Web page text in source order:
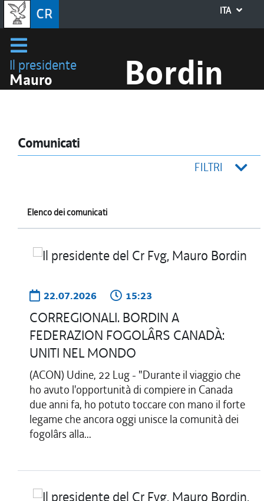
ITA
Il presidente
Mauro Bordin
Comunicati
FILTRI
Elenco dei comunicati
22.07.2026 15:23
CORREGIONALI. BORDIN A
FEDERAZION FOGOLÂRS CANADÀ:
UNITI NEL MONDO
(ACON) Udine, 22 Lug - "Durante il viaggio che
ho avuto l'opportunità di compiere in Canada
due anni fa, ho potuto toccare con mano il forte
legame che ancora oggi unisce la comunità dei
fogolârs alla...